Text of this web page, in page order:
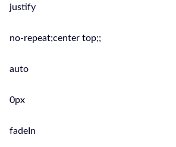
justify
no-repeat;center top;;
auto
0px
fadeIn